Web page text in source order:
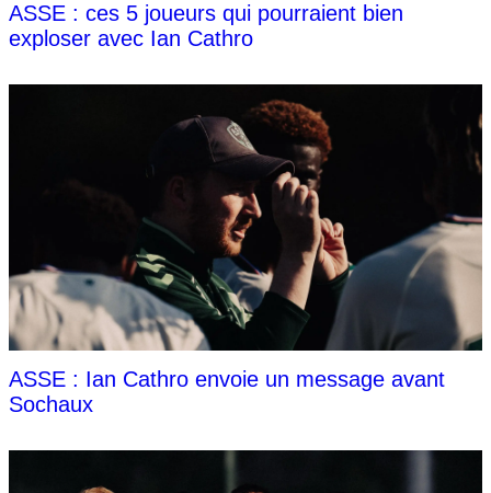
ASSE : ces 5 joueurs qui pourraient bien
exploser avec Ian Cathro
ASSE : Ian Cathro envoie un message avant
Sochaux